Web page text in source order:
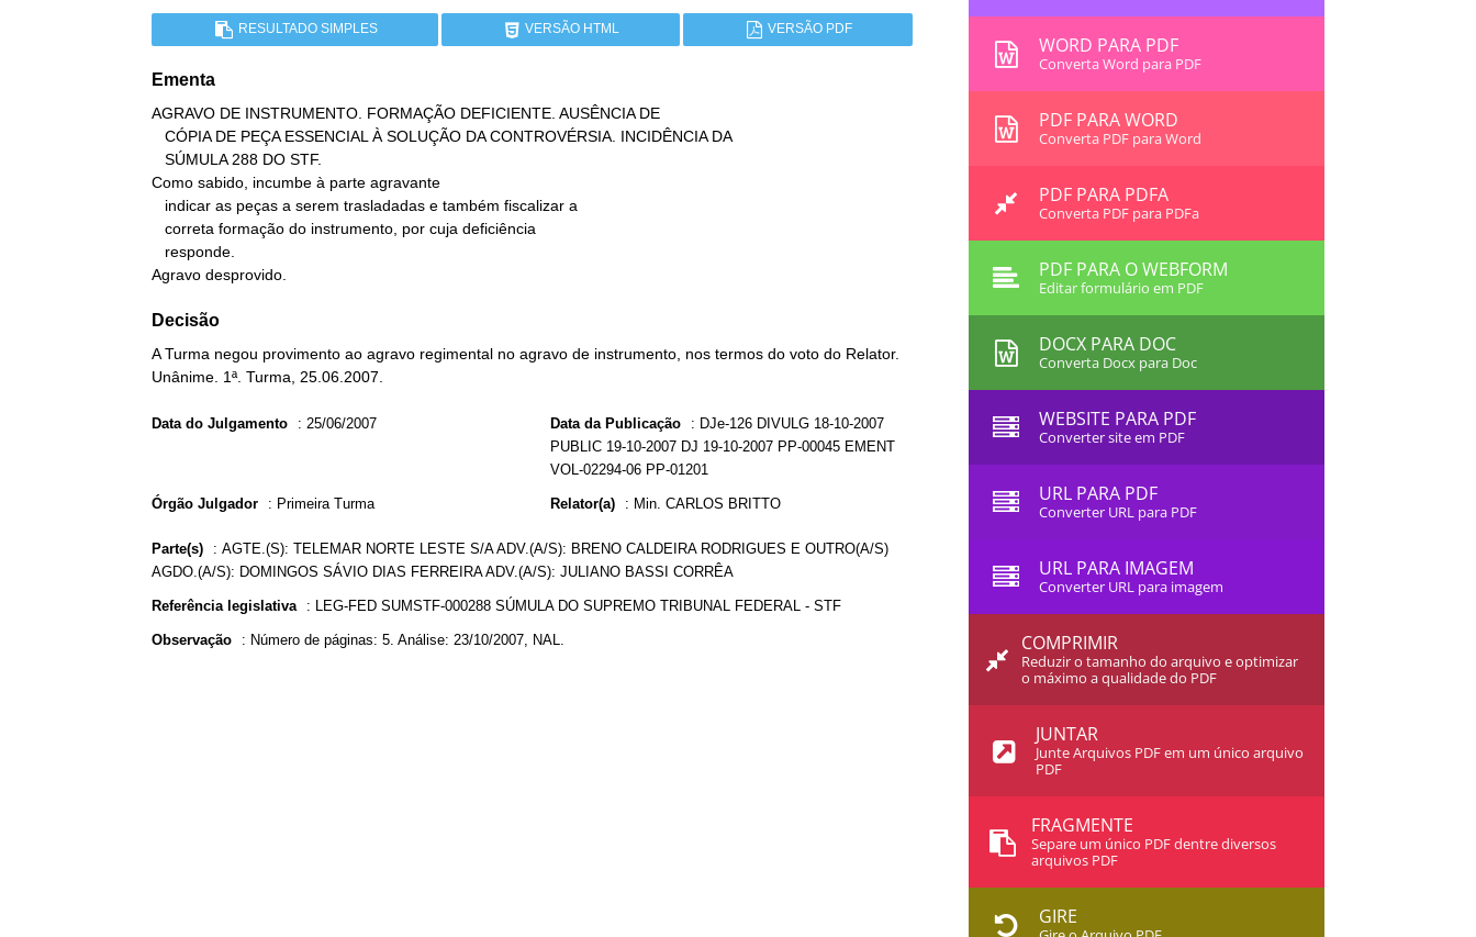
RESULTADO SIMPLES VERSÃO HTML VERSÃO PDF
Ementa
AGRAVO DE INSTRUMENTO. FORMAÇÃO DEFICIENTE. AUSÊNCIA DE
Como sabido, incumbe à parte agravante
Agravo desprovido.
Decisão
A Turma negou provimento ao agravo regimental no agravo de instrumento, nos termos do voto do Relator.
Unânime. 1ª. Turma, 25.06.2007.
Data do Julgamento : 25/06/2007 Data da Publicação : DJe-126 DIVULG 18-10-2007
PUBLIC 19-10-2007 DJ 19-10-2007 PP-00045 EMENT
VOL-02294-06 PP-01201
Órgão Julgador : Primeira Turma Relator(a) : Min. CARLOS BRITTO
Parte(s) : AGTE.(S): TELEMAR NORTE LESTE S/A ADV.(A/S): BRENO CALDEIRA RODRIGUES E OUTRO(A/S)
AGDO.(A/S): DOMINGOS SÁVIO DIAS FERREIRA ADV.(A/S): JULIANO BASSI CORRÊA
Referência legislativa : LEG-FED SUMSTF-000288 SÚMULA DO SUPREMO TRIBUNAL FEDERAL - STF
Observação : Número de páginas: 5. Análise: 23/10/2007, NAL.
WORD PARA PDF
Converta Word para PDF
PDF PARA WORD
Converta PDF para Word
PDF PARA PDFA
Converta PDF para PDFa
PDF PARA O WEBFORM
Editar formulário em PDF
DOCX PARA DOC
Converta Docx para Doc
WEBSITE PARA PDF
Converter site em PDF
URL PARA PDF
Converter URL para PDF
URL PARA IMAGEM
Converter URL para imagem
COMPRIMIR
Reduzir o tamanho do arquivo e optimizar
o máximo a qualidade do PDF
JUNTAR
Junte Arquivos PDF em um único arquivo
PDF
FRAGMENTE
Separe um único PDF dentre diversos
arquivos PDF
GIRE